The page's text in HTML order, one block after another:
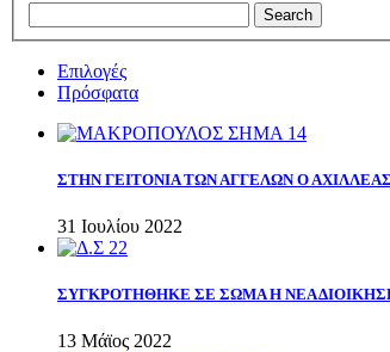
Επιλογές
Πρόσφατα
ΣΤΗΝ ΓΕΙΤΟΝΙΑ ΤΩΝ ΑΓΓΕΛΩΝ Ο
31 Ιουλίου 2022
ΣΥΓΚΡΟΤΗΘΗΚΕ ΣΕ ΣΩΜΑ Η ΝΕΑ
13 Μάϊος 2022